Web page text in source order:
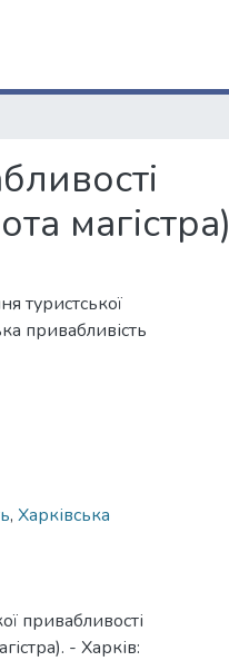
магістра)
туристської
привабливість
, Харківська
привабливості
- Харків: